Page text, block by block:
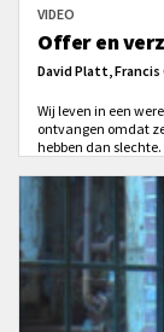
VIDEO
Offer en
David Platt, Francis
Wij leven in een
ontvangen omdat
hebben dan
toe: 'Dit gaat niet